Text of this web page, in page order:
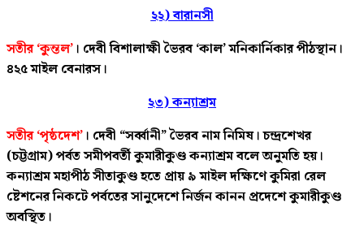
২২) বারানসী
সতীর ‘কুন্তল’ । দেবী বিশালাক্ষী ভৈরব ‘কাল’ মনিকার্নিকার পীঠস্থান।
৪২৫ মাইল বেনারস।
২৩) কন্যাশ্রম
সতীর ‘পৃষ্ঠদেশ’ । দেবী “সর্ব্বানী” ভৈরব নাম নিমিষ। চন্দ্রশেখর
(চট্টগ্রাম) পর্বত সমীপবর্তী কুমারীকুণ্ড কন্যাশ্রম বলে অনুমতি হয়।
কন্যাশ্রম মহাপীঠ সীতাকুণ্ড হতে প্রায় ৯ মাইল দক্ষিণে কুমিরা রেল
ষ্টেশনের নিকটে পর্বতের সানুদেশে নির্জন কানন প্রদেশে কুমারীকুণ্ড
অবস্থিত।